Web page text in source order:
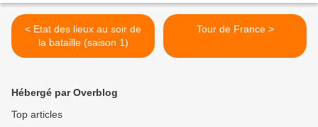
< Etat des lieux au soir de
la bataille (saison 1)
Tour de France >
Hébergé par Overblog
Top articles